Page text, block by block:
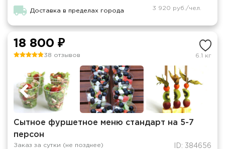
Доставка в пределах города 3 920 руб./чел.
18 800 ₽
38 отзывов 6.1 кг
Сытное фуршетное меню стандарт на 5-7
персон
Заказ за сутки (не позднее) ID: 384656